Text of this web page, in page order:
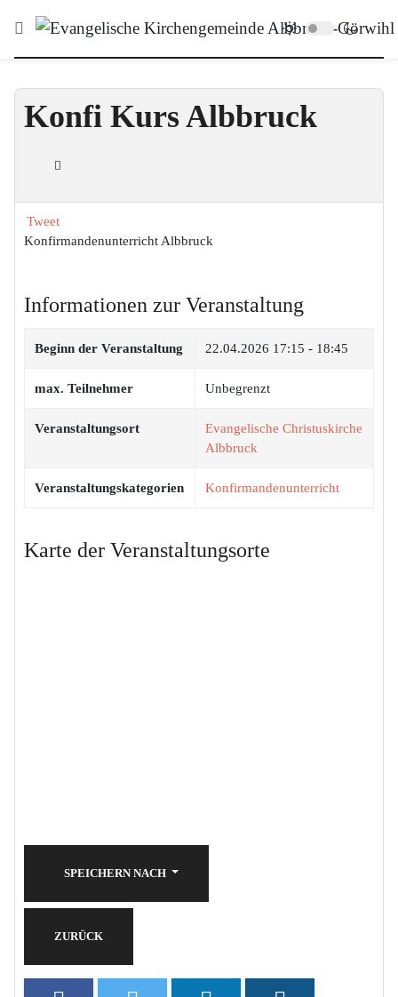
Konfi Kurs Albbruck
Tweet
Konfirmandenunterricht Albbruck
Informationen zur Veranstaltung
Beginn der Veranstaltung 22.04.2026 17:15 - 18:45
max. Teilnehmer Unbegrenzt
Veranstaltungsort
Evangelische Christuskirche
Albbruck
Veranstaltungskategorien Konfirmandenunterricht
Karte der Veranstaltungsorte
SPEICHERN NACH
ZURÜCK